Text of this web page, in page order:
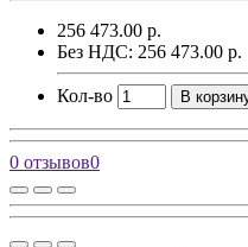
256 473.00 р.
Без НДС: 256 473.00 р.
Кол-во В
0 отзывов0